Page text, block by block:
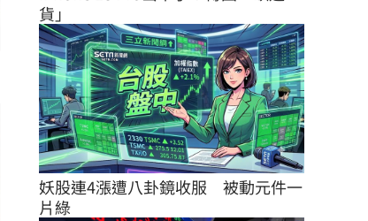
貨」
妖股連4漲遭八卦鏡收服　被動元件一
片綠